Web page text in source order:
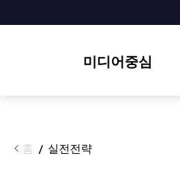
미디어중심
홈 / 실전전략